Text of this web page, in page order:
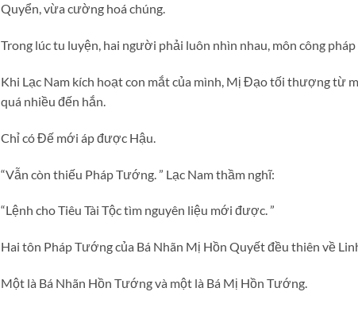
Quyển, vừa cường hoá chúng.
Trong lúc tu luyện, hai người phải luôn nhìn nhau, môn công
Khi Lạc Nam kích hoạt con mắt của mình, Mị Đạo tối thượng từ
quá nhiều đến hắn.
Chỉ có Đế mới áp được Hậu.
“Vẫn còn thiếu Pháp Tướng. ” Lạc Nam thầm nghĩ:
“Lệnh cho Tiêu Tài Tộc tìm nguyên liệu mới được. ”
Hai tôn Pháp Tướng của Bá Nhãn Mị Hồn Quyết đều thiên về
Một là Bá Nhãn Hồn Tướng và một là Bá Mị Hồn Tướng.